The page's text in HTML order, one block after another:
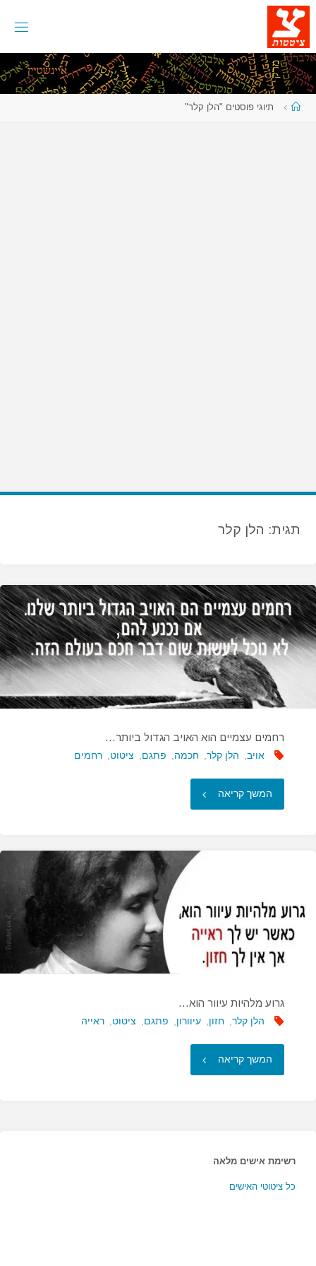
דלגו
לתוכן
עמודתיוגי פוסטים "הלן קלר"
תגית: הלן קלר
רחמים עצמיים הוא האויב הגדול ביותר…
אויב, הלן קלר, חכמה, פתגם, ציטוט, רחמים
המשך קריאה "רחמים
הגדול
גרוע מלהיות עיוור הוא…
הלן קלר, חזון, עיוורון, פתגם, ציטוט, ראייה
המשך קריאה "גרוע
רשימת אישים מלאה
כל ציטוטי האישים